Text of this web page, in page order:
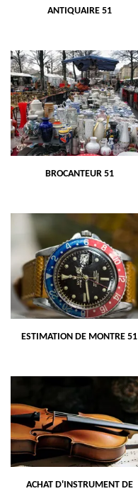
ANTIQUAIRE 51
BROCANTEUR 51
ESTIMATION DE MONTRE 51
ACHAT D'INSTRUMENT DE